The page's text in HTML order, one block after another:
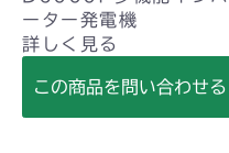
ーター発電機
詳しく見る
この商品を問い合わせる